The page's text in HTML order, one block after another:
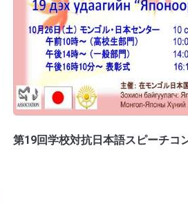
第19回学校対抗日本語スピーチコ